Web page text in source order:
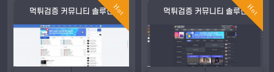
Hot
먹튀검증 커뮤니티 솔루션 Hot
먹튀검증 커뮤니티 솔루션